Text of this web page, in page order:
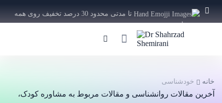
تا مدتی محدود 30 درصد تخفیف روی همه
دوره ها
ویژه
خانه خودشناسی
آخرین مقالات روانشناسی و مقالات مربوط به مشاوره کودک،